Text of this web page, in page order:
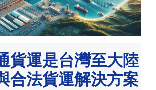
貨運是台灣至大陸
合法貨運解決方案